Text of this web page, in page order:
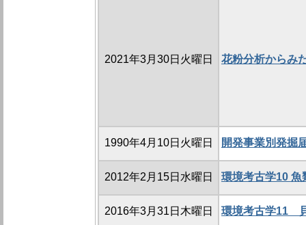
2021年3月30日火曜日 花粉分析からみ
1990年4月10日火曜日 開発事業別発掘
2012年2月15日水曜日 環境考古学10 魚
2016年3月31日木曜日 環境考古学11